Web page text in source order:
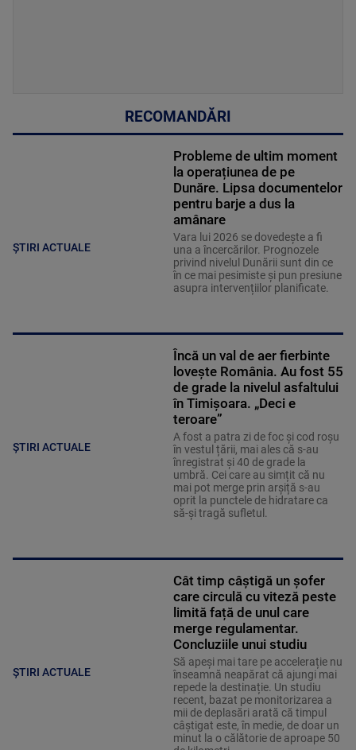
RECOMANDĂRI
ȘTIRI ACTUALE
Probleme de ultim moment
la operațiunea de pe
Dunăre. Lipsa documentelor
pentru barje a dus la
amânare
Vara lui 2026 se dovedește a fi
una a încercărilor. Prognozele
privind nivelul Dunării sunt din ce
în ce mai pesimiste și pun presiune
asupra intervențiilor planificate.
ȘTIRI ACTUALE
Încă un val de aer fierbinte
lovește România. Au fost 55
de grade la nivelul asfaltului
în Timișoara. „Deci e
teroare”
A fost a patra zi de foc și cod roșu
în vestul țării, mai ales că s-au
înregistrat și 40 de grade la
umbră. Cei care au simțit că nu
mai pot merge prin arșiță s-au
oprit la punctele de hidratare ca
să-și tragă sufletul.
ȘTIRI ACTUALE
Cât timp câștigă un șofer
care circulă cu viteză peste
limită față de unul care
merge regulamentar.
Concluziile unui studiu
Să apeși mai tare pe accelerație nu
înseamnă neapărat că ajungi mai
repede la destinație. Un studiu
recent, bazat pe monitorizarea a
mii de deplasări arată că timpul
câștigat este, în medie, de doar un
minut la o călătorie de aproape 50